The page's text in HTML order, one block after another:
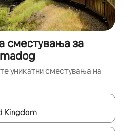
сместувања за
уникатни сместувања на
движете се со копчињата